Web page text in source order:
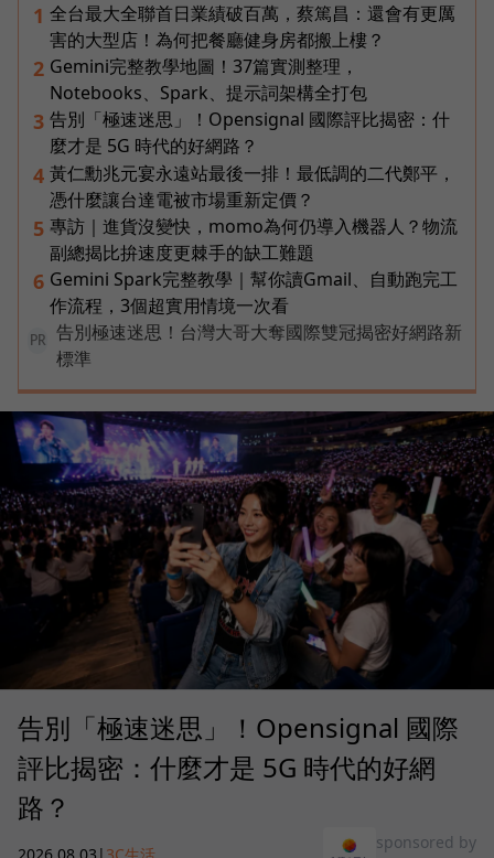
1 全台最大全聯首日業績破百萬，蔡篤昌：還會有更厲
害的大型店！為何把餐廳健身房都搬上樓？
2 Gemini完整教學地圖！37篇實測整理，
Notebooks、Spark、提示詞架構全打包
3 告別「極速迷思」！Opensignal 國際評比揭密：什
麼才是 5G 時代的好網路？
4 黃仁勳兆元宴永遠站最後一排！最低調的二代鄭平，
憑什麼讓台達電被市場重新定價？
5 專訪｜進貨沒變快，momo為何仍導入機器人？物流
副總揭比拚速度更棘手的缺工難題
6 Gemini Spark完整教學｜幫你讀Gmail、自動跑完工
作流程，3個超實用情境一次看
PR
告別極速迷思！台灣大哥大奪國際雙冠揭密好網路新
標準
告別「極速迷思」！Opensignal 國際
評比揭密：什麼才是 5G 時代的好網
路？
sponsored by